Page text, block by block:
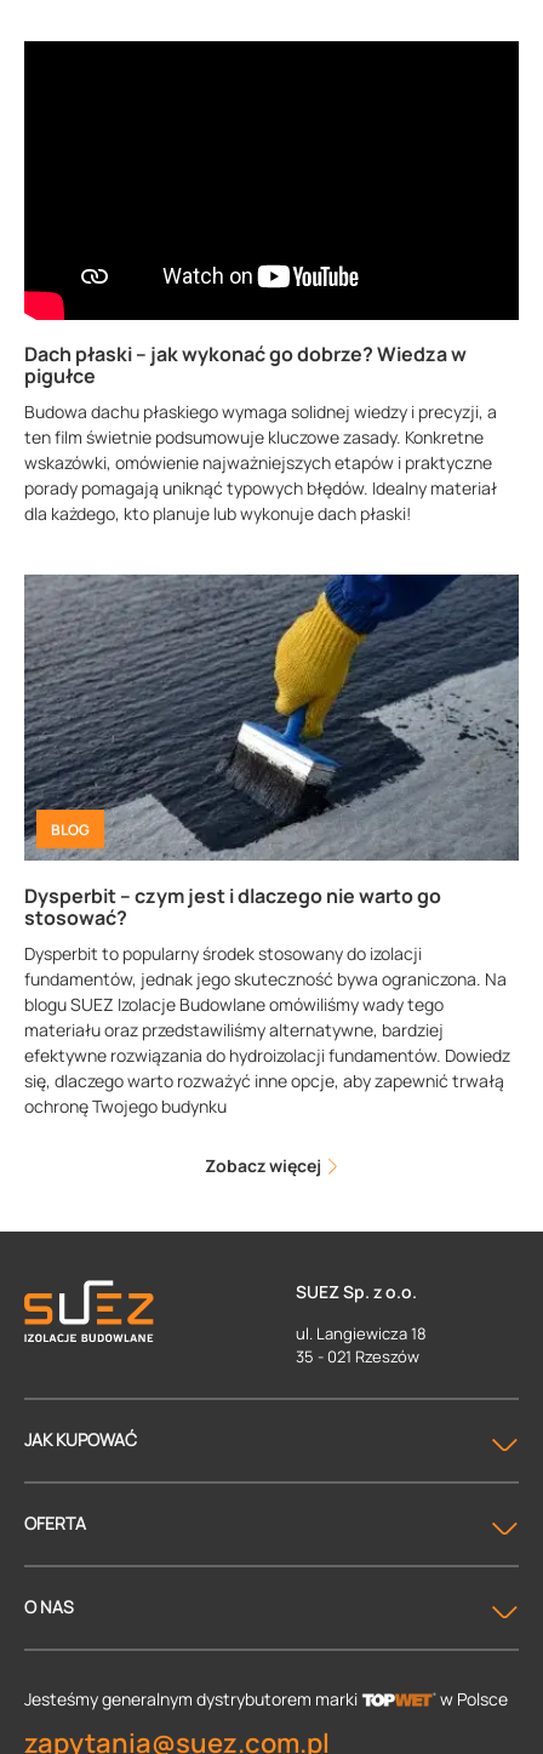
Dach płaski – jak wykonać go dobrze? Wiedza w
pigułce
Budowa dachu płaskiego wymaga solidnej wiedzy i precyzji, a
ten film świetnie podsumowuje kluczowe zasady. Konkretne
wskazówki, omówienie najważniejszych etapów i praktyczne
porady pomagają uniknąć typowych błędów. Idealny materiał
dla każdego, kto planuje lub wykonuje dach płaski!
BLOG
Dysperbit – czym jest i dlaczego nie warto go
stosować?
Dysperbit to popularny środek stosowany do izolacji
fundamentów, jednak jego skuteczność bywa ograniczona. Na
blogu SUEZ Izolacje Budowlane omówiliśmy wady tego
materiału oraz przedstawiliśmy alternatywne, bardziej
efektywne rozwiązania do hydroizolacji fundamentów. Dowiedz
się, dlaczego warto rozważyć inne opcje, aby zapewnić trwałą
ochronę Twojego budynku
Zobacz więcej
SUEZ Sp. z o.o.
ul. Langiewicza 18
35 - 021 Rzeszów
JAK KUPOWAĆ
OFERTA
O NAS
Jesteśmy generalnym dystrybutorem marki w Polsce
zapytania@suez.com.pl